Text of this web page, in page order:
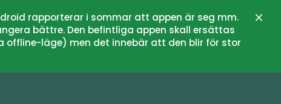
rapporterar i sommar att appen är seg mm.
bättre. Den befintliga appen skall ersättas
offline-läge) men det innebär att den blir för stor